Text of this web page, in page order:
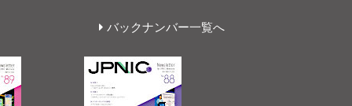
バックナンバー一覧へ